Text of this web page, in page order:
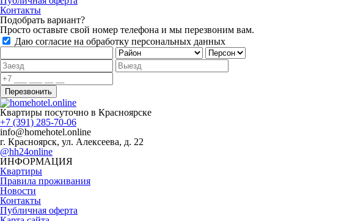
Контакты
Подобрать вариант?
Просто оставьте свой номер телефона и мы перезвоним вам.
Даю согласие на обработку персональных данных
Квартиры посуточно в Красноярске
‭+7 (391) ‭285-70-06‬‬
info@homehotel.online
г. Красноярск, ул. Алексеева, д. 22
@hh24online
ИНФОРМАЦИЯ
Квартиры
Правила проживания
Новости
Контакты
Публичная оферта